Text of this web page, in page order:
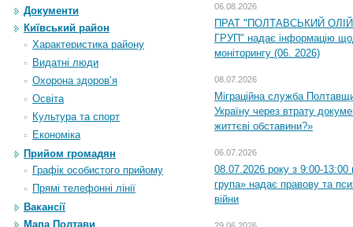
Документи
Київський район
Характеристика району
Видатні люди
Охорона здоров’я
Освіта
Культура та спорт
Економіка
Прийом громадян
Графік особистого прийому
Прямі телефонні лінії
Вакансії
Мапа Полтави
06.08.2026
ПРАТ "ПОЛТАВСЬКИЙ
ГРУП" надає інформацію
моніторингу (06. 2026)
08.07.2026
Міграційна служба
Україну через втрату
життєві обставини?»
06.07.2026
08.07.2026 року з 9:00-13:00
група» надає правову та
війни